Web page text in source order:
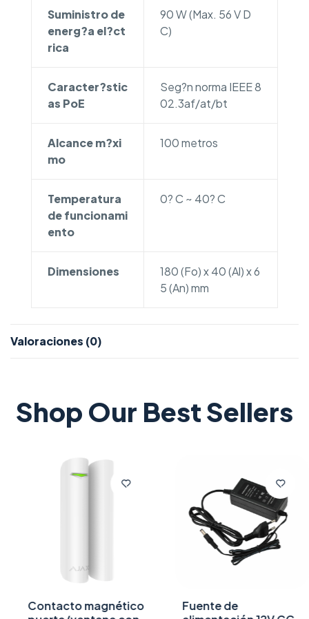
Suministro de
energ?a el?ct
rica
90 W (Max. 56 V D
C)
Caracter?stic
as PoE
Seg?n norma IEEE 8
02.3af/at/bt
Alcance m?xi
mo
100 metros
Temperatura
de funcionami
ento
0? C ~ 40? C
Dimensiones
180 (Fo) x 40 (Al) x 6
5 (An) mm
Valoraciones (0)
Shop Our Best Sellers
Contacto magnético
Fuente de